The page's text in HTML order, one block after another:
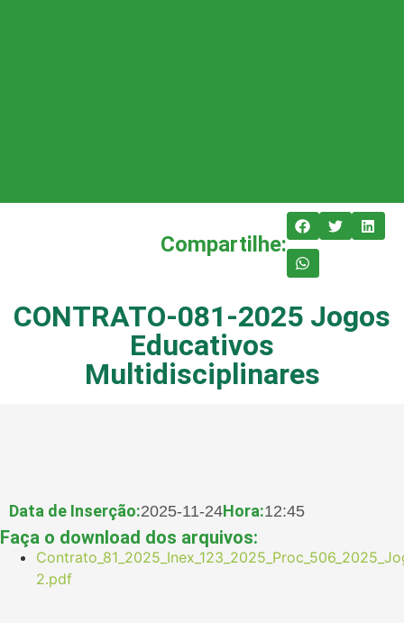
Compartilhe:
CONTRATO-081-2025 Jogos
Educativos
Multidisciplinares
Data de Inserção:2025-11-24Hora:12:45
Faça o download dos arquivos:
2.pdf